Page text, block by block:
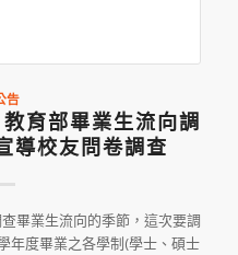
告
育部畢業生流向調
導校友問卷調查
畢業生流向的季節，這次要調
年度畢業之各學制(學士、碩士